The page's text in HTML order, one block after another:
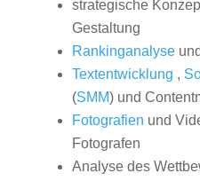
strategische
Gestaltung
Rankinganalyse
Textentwicklung ,
(SMM) und
Fotografien und
Fotografen
Analyse des